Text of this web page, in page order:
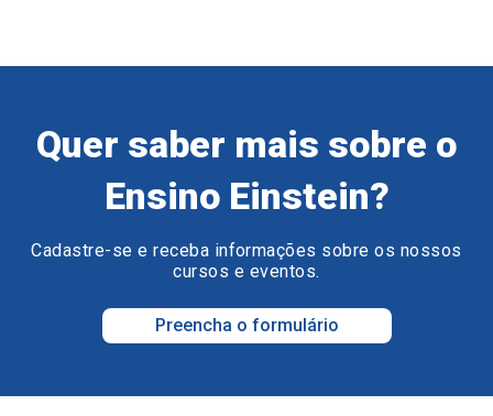
Quer saber mais sobre o
Ensino Einstein?
Cadastre-se e receba informações sobre os nossos
cursos e eventos.
Preencha o formulário